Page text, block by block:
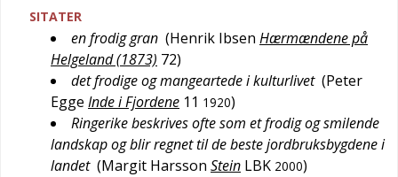
SITATER
en frodig gran (Henrik Ibsen Hærmændene på
Helgeland (1873) 72)
det frodige og mangeartede i kulturlivet (Peter
Egge Inde i Fjordene 11 1920)
Ringerike beskrives ofte som et frodig og smilende
landskap og blir regnet til de beste jordbruksbygdene i
landet (Margit Harsson Stein LBK 2000)